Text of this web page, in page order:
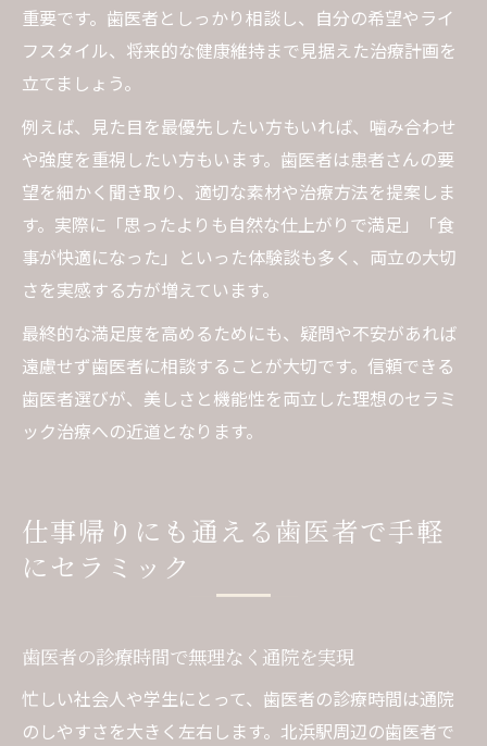
重要です。歯医者としっかり相談し、自分の希望やライ
フスタイル、将来的な健康維持まで見据えた治療計画を
立てましょう。
例えば、見た目を最優先したい方もいれば、噛み合わせ
や強度を重視したい方もいます。歯医者は患者さんの要
望を細かく聞き取り、適切な素材や治療方法を提案しま
す。実際に「思ったよりも自然な仕上がりで満足」「食
事が快適になった」といった体験談も多く、両立の大切
さを実感する方が増えています。
最終的な満足度を高めるためにも、疑問や不安があれば
遠慮せず歯医者に相談することが大切です。信頼できる
歯医者選びが、美しさと機能性を両立した理想のセラミ
ック治療への近道となります。
仕事帰りにも通える歯医者で手軽
にセラミック
歯医者の診療時間で無理なく通院を実現
忙しい社会人や学生にとって、歯医者の診療時間は通院
のしやすさを大きく左右します。北浜駅周辺の歯医者で